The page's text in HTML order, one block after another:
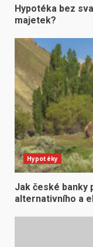
Hypotéka bez
majetek?
Hypotéky
Jak české banky
alternativního a